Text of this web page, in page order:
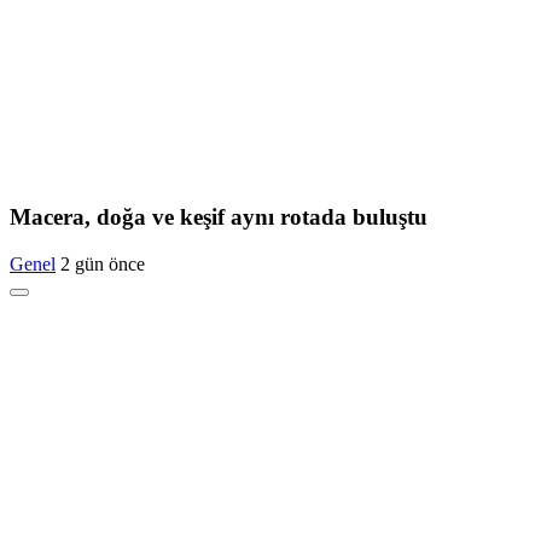
Macera, doğa ve keşif aynı rotada buluştu
Genel 2 gün önce